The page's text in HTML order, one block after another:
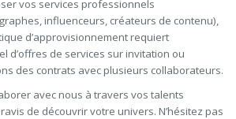
vos services professionnels
influenceurs, créateurs de contenu),
d’approvisionnement requiert
d’offres de services sur invitation ou
des contrats avec plusieurs collaborateurs.
avec nous à travers vos talents
de découvrir votre univers. N’hésitez pas